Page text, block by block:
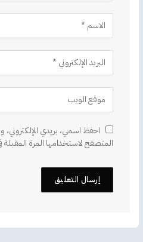
احفظ اسمي، بريدي الإلكتروني،
المتصفح لاستخدامها المرة المقبلة